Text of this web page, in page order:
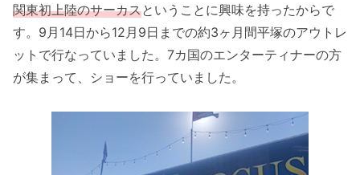
関東初上陸のサーカスということに興味を持ったからで
す。9月14日から12月9日までの約3ヶ月間平塚のアウトレ
ットで行なっていました。7カ国のエンターティナーの方
が集まって、ショーを行っていました。